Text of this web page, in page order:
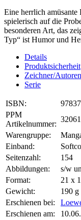
Eine herrlich
spielerisch auf die
besonderen Art, das
Typ“ ist Humor und
Details
Produktsicherheit
Zeichner/Autoren
Serie
ISBN:
PPM
Artikelnummer:
Warengruppe:
Einband:
Seitenzahl:
154
Abbildungen:
s/w
Format:
21 x
Gewicht:
190 g
Erschienen bei:
Erschienen am: